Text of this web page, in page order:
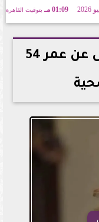
01:09 مـ بتوقيت القاهرة
رحيل الفنانة سهام جلال عن عمر 54